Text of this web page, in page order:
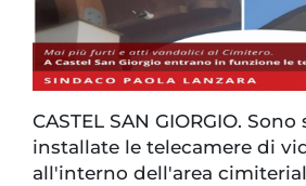
CASTEL SAN GIORGIO.
installate le telecamere di
all'interno dell'area